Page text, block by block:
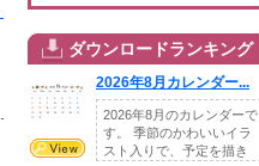
ダウンロードランキング
2026年8月カレンダー...
2026年8月のカレンダーで
す。 季節のかわいいイラ
スト入りで、予定を描き